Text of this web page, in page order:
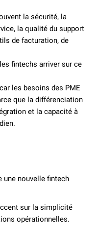
la sécurité, la
la qualité du support
de facturation, de
fintechs arriver sur ce
les besoins des PME
que la différenciation
et la capacité à
une nouvelle fintech
sur la simplicité
opérationnelles.